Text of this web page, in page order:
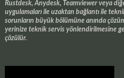
Rustdesk, Anydesk, Teamviewer veya
uygulamaları ile uzaktan bağlantı ile
sorunların büyük bölümüne anında
yerinize teknik servis yönlendirilmesine
çözülür.